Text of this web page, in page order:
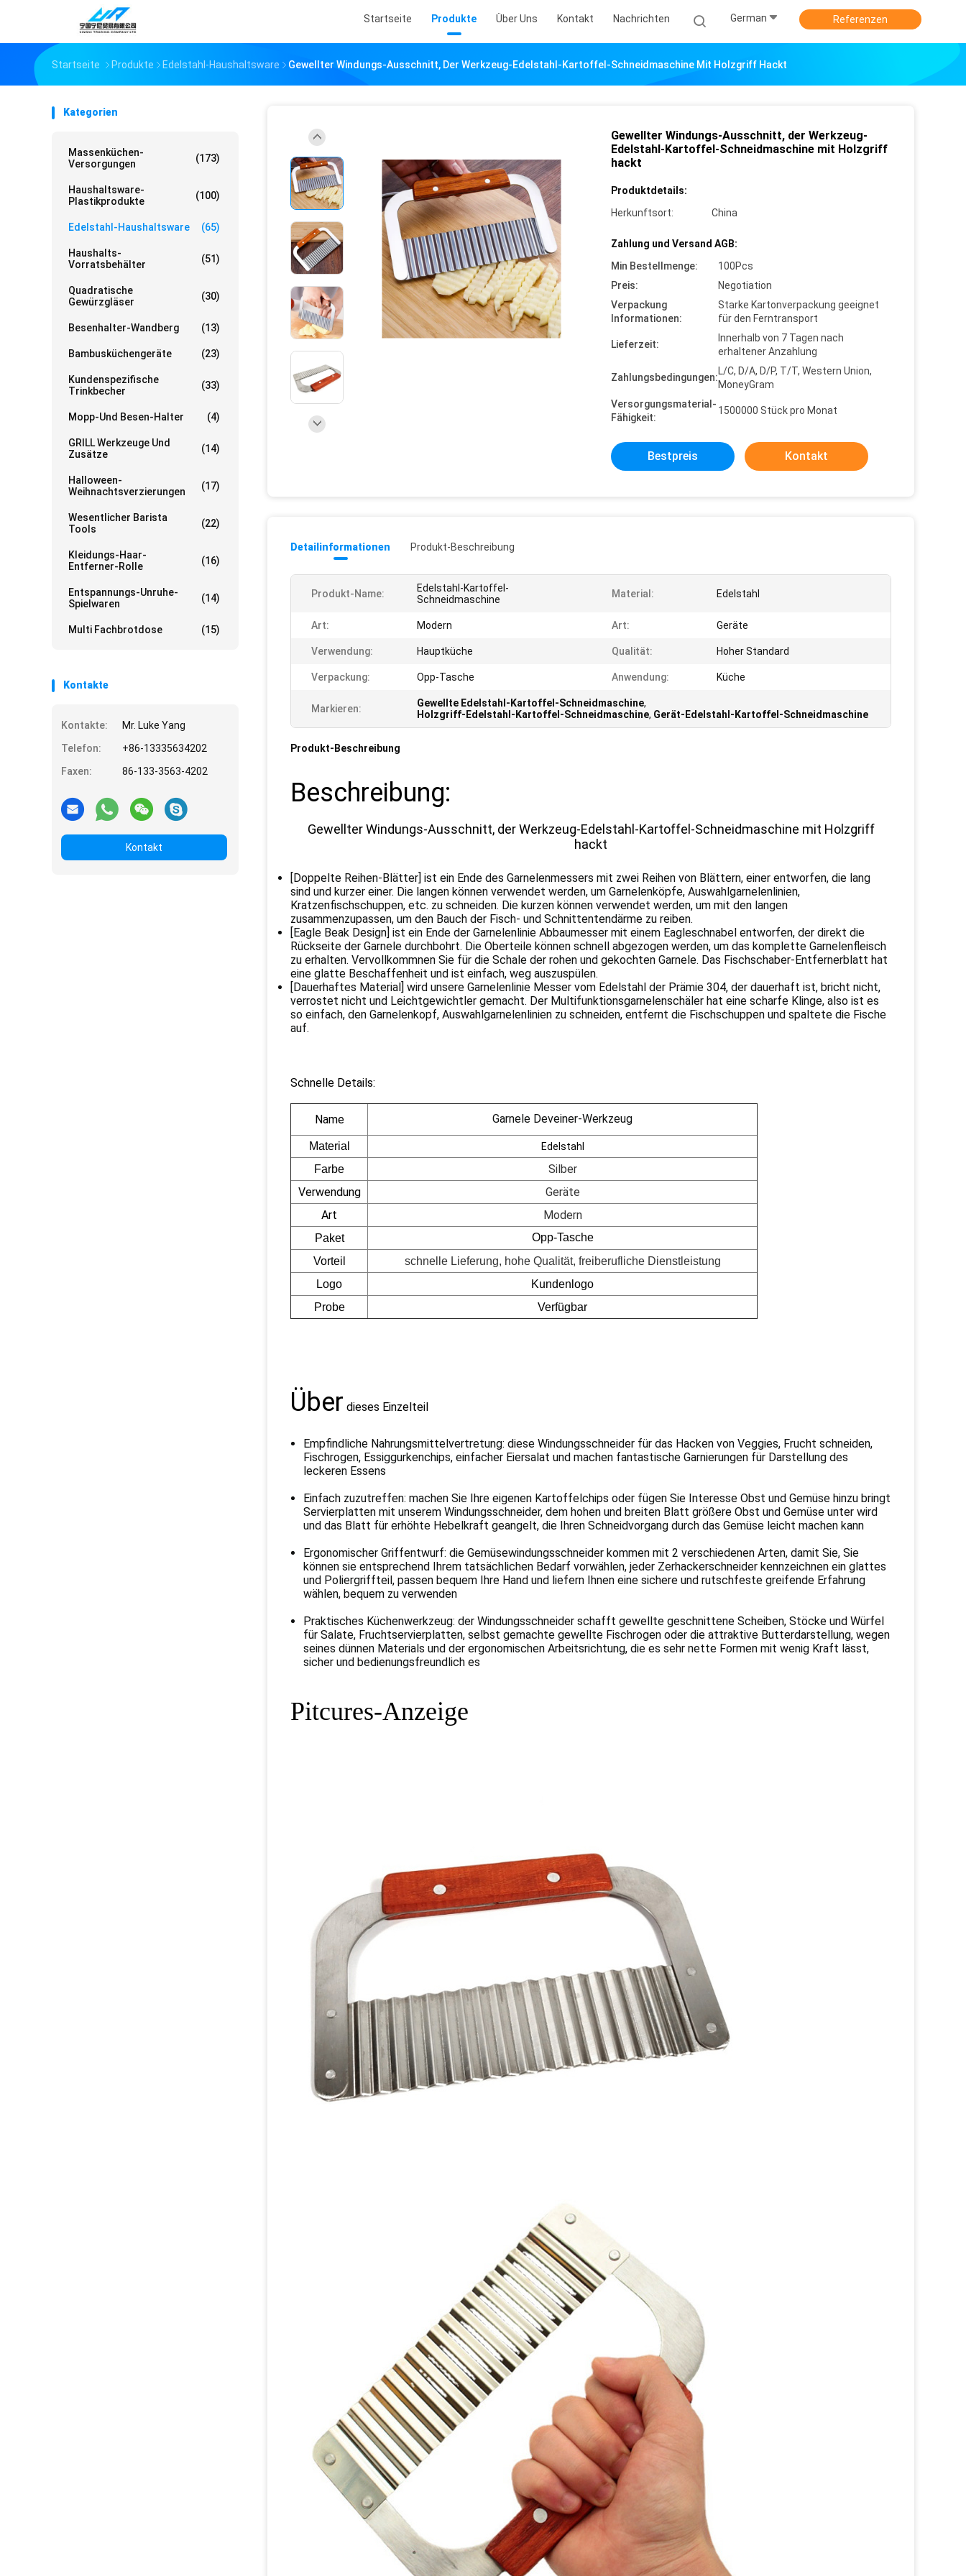
Startseite Produkte Über Uns Kontakt Nachrichten German Referenzen
Startseite Produkte Edelstahl-Haushaltsware Gewellter Windungs-Ausschnitt, Der Werkzeug-Edelstahl-Kartoffel-Schneidmaschine Mit Holzgriff Hackt
Kategorien
Massenküchen-
Versorgungen
(173)
Haushaltsware-
Plastikprodukte
(100)
Edelstahl-Haushaltsware (65)
Haushalts-
Vorratsbehälter
(51)
Quadratische
Gewürzgläser
(30)
Besenhalter-Wandberg (13)
Bambusküchengeräte (23)
Kundenspezifische
Trinkbecher
(33)
Mopp-Und Besen-Halter (4)
GRILL Werkzeuge Und
Zusätze
(14)
Halloween-
Weihnachtsverzierungen
(17)
Wesentlicher Barista
Tools
(22)
Kleidungs-Haar-
Entferner-Rolle
(16)
Entspannungs-Unruhe-
Spielwaren
(14)
Multi Fachbrotdose (15)
Kontakte
Kontakte:
Mr. Luke Yang
Telefon:
+86-13335634202
Faxen:
86-133-3563-4202
Kontakt
Gewellter Windungs-Ausschnitt, der Werkzeug-
Edelstahl-Kartoffel-Schneidmaschine mit Holzgriff
hackt
Produktdetails:
Herkunftsort:
China
Zahlung und Versand AGB:
Min Bestellmenge:
100Pcs
Preis:
Negotiation
Verpackung
Informationen:
Starke Kartonverpackung geeignet
für den Ferntransport
Lieferzeit:
Innerhalb von 7 Tagen nach
erhaltener Anzahlung
Zahlungsbedingungen:
L/C, D/A, D/P, T/T, Western Union,
MoneyGram
Versorgungsmaterial-
Fähigkeit:
1500000 Stück pro Monat
Bestpreis Kontakt
Detailinformationen Produkt-Beschreibung
Produkt-Name:
Edelstahl-Kartoffel-
Schneidmaschine
Material: Edelstahl
Art: Modern Art: Geräte
Verwendung: Hauptküche Qualität: Hoher Standard
Verpackung: Opp-Tasche Anwendung: Küche
Markieren: Gewellte Edelstahl-Kartoffel-Schneidmaschine,
Holzgriff-Edelstahl-Kartoffel-Schneidmaschine, Gerät-Edelstahl-Kartoffel-Schneidmaschine
Produkt-Beschreibung
Beschreibung:
Gewellter Windungs-Ausschnitt, der Werkzeug-Edelstahl-Kartoffel-Schneidmaschine mit Holzgriff
hackt
[Doppelte Reihen-Blätter] ist ein Ende des Garnelenmessers mit zwei Reihen von Blättern, einer entworfen, die lang
sind und kurzer einer. Die langen können verwendet werden, um Garnelenköpfe, Auswahlgarnelenlinien,
Kratzenfischschuppen, etc. zu schneiden. Die kurzen können verwendet werden, um mit den langen
zusammenzupassen, um den Bauch der Fisch- und Schnittentendärme zu reiben.
[Eagle Beak Design] ist ein Ende der Garnelenlinie Abbaumesser mit einem Eagleschnabel entworfen, der direkt die
Rückseite der Garnele durchbohrt. Die Oberteile können schnell abgezogen werden, um das komplette Garnelenfleisch
zu erhalten. Vervollkommnen Sie für die Schale der rohen und gekochten Garnele. Das Fischschaber-Entfernerblatt hat
eine glatte Beschaffenheit und ist einfach, weg auszuspülen.
[Dauerhaftes Material] wird unsere Garnelenlinie Messer vom Edelstahl der Prämie 304, der dauerhaft ist, bricht nicht,
verrostet nicht und Leichtgewichtler gemacht. Der Multifunktionsgarnelenschäler hat eine scharfe Klinge, also ist es
so einfach, den Garnelenkopf, Auswahlgarnelenlinien zu schneiden, entfernt die Fischschuppen und spaltete die Fische
auf.
Schnelle Details:
Name Garnele Deveiner-Werkzeug
Material Edelstahl
Farbe
Silber
Verwendung
Geräte
Art
Modern
Paket
Opp-Tasche
Vorteil
schnelle Lieferung, hohe Qualität, freiberufliche Dienstleistung
Logo
Kundenlogo
Probe
Verfügbar
Über dieses Einzelteil
Empfindliche Nahrungsmittelvertretung: diese Windungsschneider für das Hacken von Veggies, Frucht schneiden,
Fischrogen, Essiggurkenchips, einfacher Eiersalat und machen fantastische Garnierungen für Darstellung des
leckeren Essens
Einfach zuzutreffen: machen Sie Ihre eigenen Kartoffelchips oder fügen Sie Interesse Obst und Gemüse hinzu bringt
Servierplatten mit unserem Windungsschneider, dem hohen und breiten Blatt größere Obst und Gemüse unter wird
und das Blatt für erhöhte Hebelkraft geangelt, die Ihren Schneidvorgang durch das Gemüse leicht machen kann
Ergonomischer Griffentwurf: die Gemüsewindungsschneider kommen mit 2 verschiedenen Arten, damit Sie, Sie
können sie entsprechend Ihrem tatsächlichen Bedarf vorwählen, jeder Zerhackerschneider kennzeichnen ein glattes
und Poliergriffteil, passen bequem Ihre Hand und liefern Ihnen eine sichere und rutschfeste greifende Erfahrung
wählen, bequem zu verwenden
Praktisches Küchenwerkzeug: der Windungsschneider schafft gewellte geschnittene Scheiben, Stöcke und Würfel
für Salate, Fruchtservierplatten, selbst gemachte gewellte Fischrogen oder die attraktive Butterdarstellung, wegen
seines dünnen Materials und der ergonomischen Arbeitsrichtung, die es sehr nette Formen mit wenig Kraft lässt,
sicher und bedienungsfreundlich es
Pitcures-Anzeige